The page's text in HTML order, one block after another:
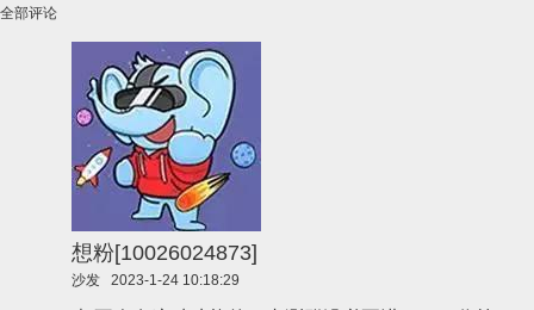
全部评论
想粉[10026024873]
沙发 2023-1-24 10:18:29